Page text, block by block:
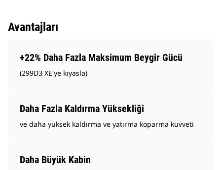
Avantajları
+22% Daha Fazla Maksimum Beygir Gücü
(299D3 XE'ye kıyasla)
Daha Fazla Kaldırma Yüksekliği
ve daha yüksek kaldırma ve yatırma koparma kuvveti
Daha Büyük Kabin